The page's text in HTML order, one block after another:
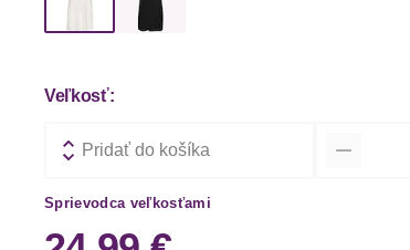
Veľkosť:
Pridať do košíka
Sprievodca veľkosťami